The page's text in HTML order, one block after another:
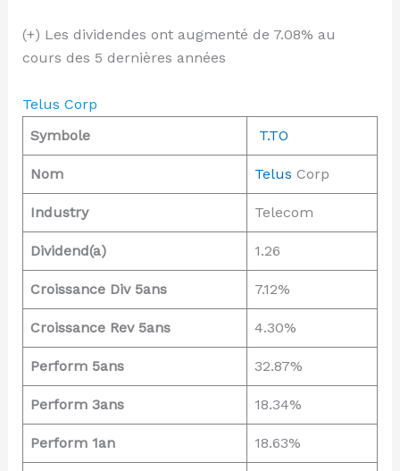
(+) Les dividendes ont augmenté de 7.08% au
cours des 5 dernières années
Telus Corp
Symbole
T.TO
Nom Telus Corp
Industry Telecom
Dividend(a) 1.26
Croissance Div 5ans 7.12%
Croissance Rev 5ans 4.30%
Perform 5ans 32.87%
Perform 3ans 18.34%
Perform 1an 18.63%